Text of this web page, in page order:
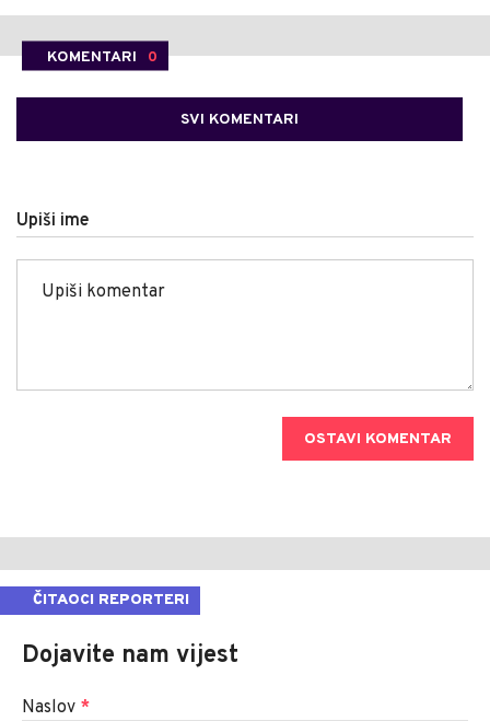
KOMENTARI 0
SVI KOMENTARI
Upiši ime
OSTAVI KOMENTAR
ČITAOCI REPORTERI
Dojavite nam vijest
Naslov *